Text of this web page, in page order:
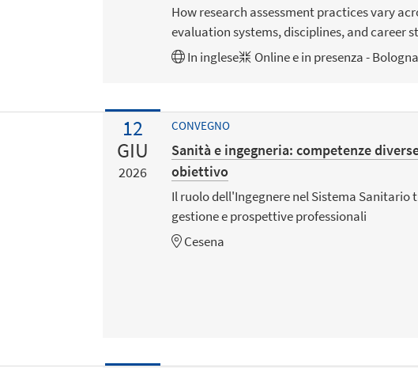
How research assessment practices vary
evaluation systems, disciplines, and career
In inglese Online e in presenza - Bologna
12
GIU
2026
CONVEGNO
Sanità e ingegneria: competenze
obiettivo
Il ruolo dell'Ingegnere nel Sistema Sanitario
gestione e prospettive professionali
Cesena